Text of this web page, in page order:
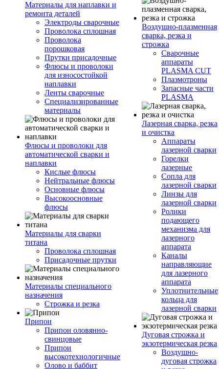
Материалы для наплавки и
ремонта деталей
Электроды сварочные
Проволока сплошная
Проволока
порошковая
Прутки присадочные
Флюсы и проволоки
для износостойкой
наплавки
Ленты сварочные
Специализированные
материалы
Флюсы и проволоки для
автоматической сварки и
наплавки
Кислые флюсы
Нейтральные флюсы
Основные флюсы
Высокоосновные
флюсы
Материалы для сварки
титана
Проволока сплошная
Присадочные прутки
Материалы специального
назначения
Строжка и резка
Припои
Припои оловянно-
свинцовые
Припои
высокотехнологичные
Олово и баббит
Воздушно-плазменная
сварка, резка и
строжка
Сварочные
аппараты
PLASMA CUT
Плазмотроны
Запасные части
PLASMA
Лазерная сварка, резка
и очистка
Аппараты
лазерной сварки
Горелки
лазерные
Сопла для
лазерной сварки
Линзы для
лазерной сварки
Ролики
подающего
механизма для
лазерного
аппарата
Каналы
направляющие
для лазерного
аппарата
Уплотнительные
кольца для
лазерной сварки
Дуговая строжка и
экзотермическая резка
Воздушно-
дуговая строжка